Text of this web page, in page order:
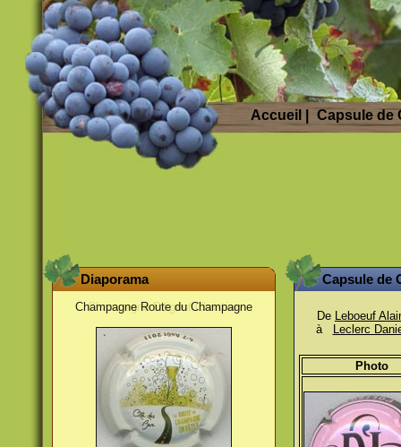
Accueil Capsule de
Diaporama
Champagne Route du Champagne
Capsule de
De Leboeuf
à
Leclerc
Photo